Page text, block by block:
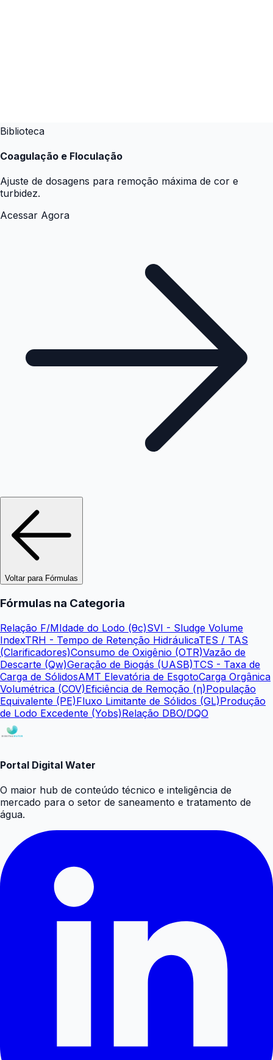
Biblioteca
Coagulação e Floculação
Ajuste de dosagens para remoção máxima de cor e
turbidez.
Acessar Agora
Voltar para Fórmulas
Fórmulas na Categoria
Relação F/MIdade do Lodo (θc)SVI - Sludge Volume
IndexTRH - Tempo de Retenção HidráulicaTES / TAS
(Clarificadores)Consumo de Oxigênio (OTR)Vazão de
Descarte (Qw)Geração de Biogás (UASB)TCS - Taxa de
Carga de SólidosAMT Elevatória de EsgotoCarga Orgânica
Volumétrica (COV)Eficiência de Remoção (η)População
Equivalente (PE)Fluxo Limitante de Sólidos (GL)Produção
de Lodo Excedente (Yobs)Relação DBO/DQO
Portal Digital Water
O maior hub de conteúdo técnico e inteligência de
mercado para o setor de saneamento e tratamento de
água.